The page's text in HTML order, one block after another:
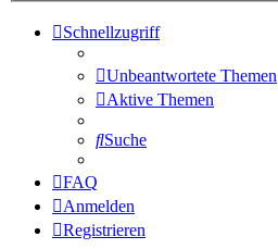
Schnellzugriff
Unbeantwortete Themen
Aktive Themen
Suche
FAQ
Anmelden
Registrieren